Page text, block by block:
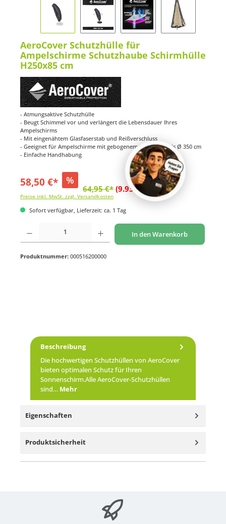
AeroCover Schutzhülle für
Ampelschirme Schutzhaube Schirmhülle
H250x85 cm
- Atmungsaktive Schutzhülle
- Beugt Schimmel vor und verlängert die Lebensdauer Ihres
Ampelschirms
- Mit eingenähtem Glasfaserstab und Reißverschluss
- Geeignet für Ampelschirme mit gebogenem Standrohr bis Ø 350 cm
- Einfache Handhabung
58,50 €* %
64,95 €* (9.93% gespart)
Preise inkl. MwSt. zzgl. Versandkosten
Sofort verfügbar, Lieferzeit: ca. 1 Tag
Produkt Anzahl: Gib den gewünschten Wert ein oder benutze die Schaltflächen um
In den Warenkorb
Produktnummer: 000516200000
Beschreibung
Die hochwertigen Schutzhüllen von AeroCover
bieten optimalen Schutz für Ihren
Sonnenschirm.Alle AeroCover-Schutzhüllen
sind… Mehr
Eigenschaften
Produktsicherheit